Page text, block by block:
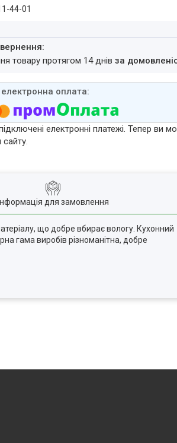
44-01
товару протягом 14 днівза
електронні платежі. Тепер ви
Інформація для замовлення
що добре вбирає вологу. Кухонний
гама виробів різноманітна, добре